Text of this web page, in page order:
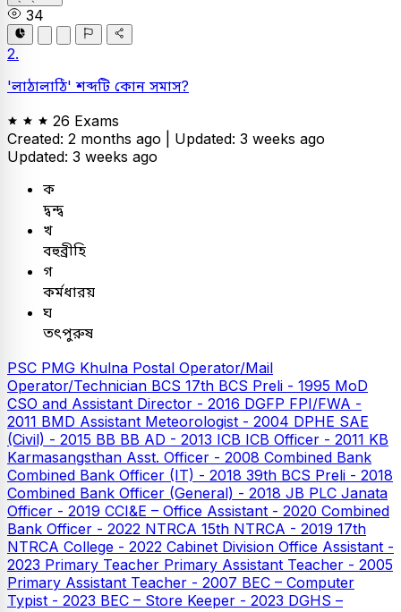
34
2.
'লাঠালাঠি' শব্দটি কোন সমাস?
26 Exams
Created: 2 months ago | Updated: 3 weeks ago
Updated: 3 weeks ago
ক
দ্বন্দ্ব
খ
বহুব্রীহি
গ
কর্মধারয়
ঘ
তৎপুরুষ
PSC PMG Khulna Postal Operator/Mail
Operator/Technician BCS 17th BCS Preli - 1995 MoD
CSO and Assistant Director - 2016 DGFP FPI/FWA -
2011 BMD Assistant Meteorologist - 2004 DPHE SAE
(Civil) - 2015 BB BB AD - 2013 ICB ICB Officer - 2011 KB
Karmasangsthan Asst. Officer - 2008 Combined Bank
Combined Bank Officer (IT) - 2018 39th BCS Preli - 2018
Combined Bank Officer (General) - 2018 JB PLC Janata
Officer - 2019 CCI&E – Office Assistant - 2020 Combined
Bank Officer - 2022 NTRCA 15th NTRCA - 2019 17th
NTRCA College - 2022 Cabinet Division Office Assistant -
2023 Primary Teacher Primary Assistant Teacher - 2005
Primary Assistant Teacher - 2007 BEC – Computer
Typist - 2023 BEC – Store Keeper - 2023 DGHS –